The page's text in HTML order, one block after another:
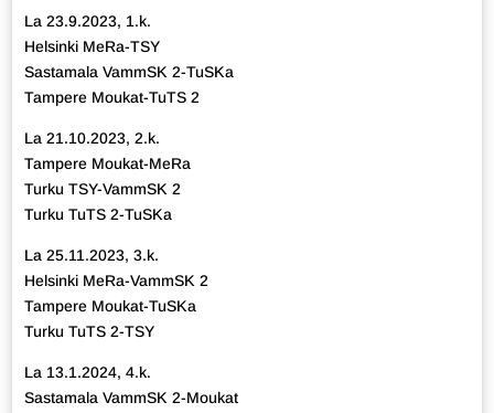
La 23.9.2023, 1.k.
Helsinki MeRa-TSY
Sastamala VammSK 2-TuSKa
Tampere Moukat-TuTS 2
La 21.10.2023, 2.k.
Tampere Moukat-MeRa
Turku TSY-VammSK 2
Turku TuTS 2-TuSKa
La 25.11.2023, 3.k.
Helsinki MeRa-VammSK 2
Tampere Moukat-TuSKa
Turku TuTS 2-TSY
La 13.1.2024, 4.k.
Sastamala VammSK 2-Moukat